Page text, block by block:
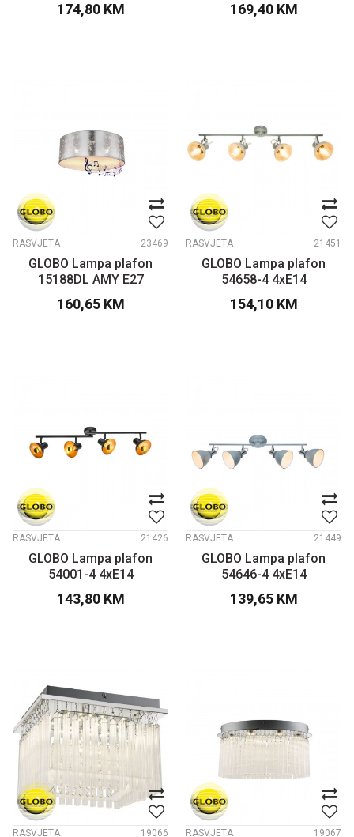
174,80 KM 169,40 KM
RASVJETA 23469
GLOBO Lampa plafon
15188DL AMY E27
160,65 KM
RASVJETA 21451
GLOBO Lampa plafon
54658-4 4xE14
154,10 KM
RASVJETA 21426
GLOBO Lampa plafon
54001-4 4xE14
143,80 KM
RASVJETA 21449
GLOBO Lampa plafon
54646-4 4xE14
139,65 KM
RASVJETA 19066 RASVJETA 19067